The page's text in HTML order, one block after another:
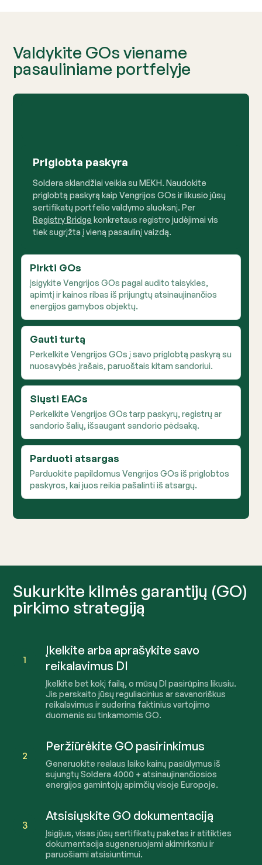
Valdykite GOs viename
pasauliniame portfelyje
Pirkti GOs
Įsigykite Vengrijos GOs pagal audito taisykles,
apimtį ir kainos ribas iš prijungtų atsinaujinančios
energijos gamybos objektų.
Gauti turtą
Perkelkite Vengrijos GOs į savo priglobtą paskyrą su
nuosavybės įrašais, paruoštais kitam sandoriui.
Priglobta paskyra
Soldera sklandžiai veikia su MEKH. Naudokite
priglobtą paskyrą kaip Vengrijos GOs ir likusio jūsų
sertifikatų portfelio valdymo sluoksnį. Per
Registry Bridge konkretaus registro judėjimai vis
tiek sugrįžta į vieną pasaulinį vaizdą.
Siųsti EACs
Perkelkite Vengrijos GOs tarp paskyrų, registrų ar
sandorio šalių, išsaugant sandorio pėdsaką.
Parduoti atsargas
Parduokite papildomus Vengrijos GOs iš priglobtos
paskyros, kai juos reikia pašalinti iš atsargų.
Sukurkite kilmės garantijų (GO)
pirkimo strategiją
1
Įkelkite arba aprašykite savo
reikalavimus DI
Įkelkite bet kokį failą, o mūsų DI pasirūpins likusiu.
Jis perskaito jūsų reguliacinius ar savanoriškus
reikalavimus ir suderina faktinius vartojimo
duomenis su tinkamomis GO.
2
Peržiūrėkite GO pasirinkimus
Generuokite realaus laiko kainų pasiūlymus iš
sujungtų Soldera 4000 + atsinaujinančiosios
energijos gamintojų apimčių visoje Europoje.
3
Atsisiųskite GO dokumentaciją
Įsigijus, visas jūsų sertifikatų paketas ir atitikties
dokumentacija sugeneruojami akimirksniu ir
paruošiami atsisiuntimui.